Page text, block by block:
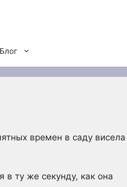
Блог
времен в саду висела
в ту же секунду, как она